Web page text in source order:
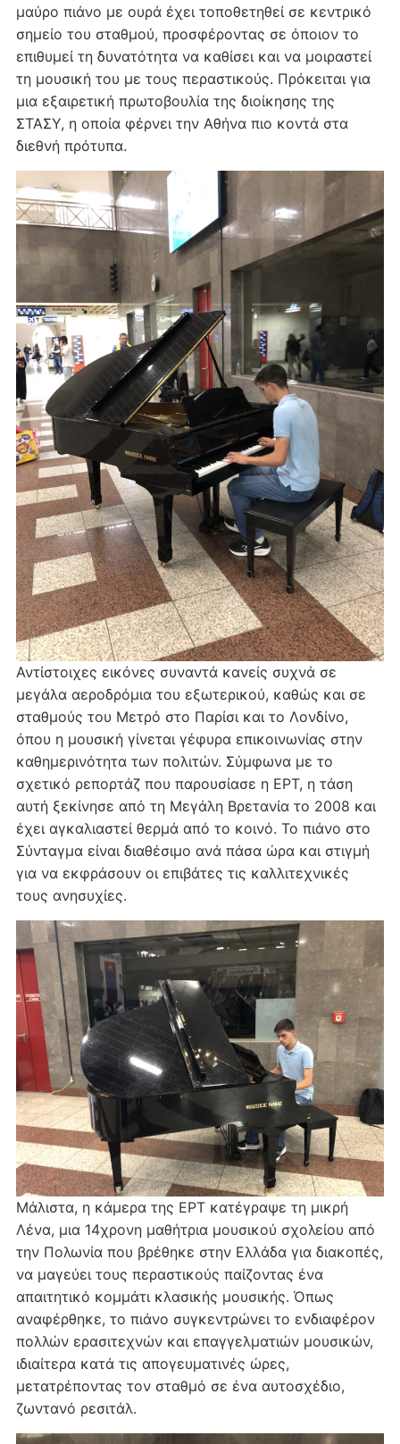
μαύρο πιάνο με ουρά έχει τοποθετηθεί σε κεντρικό
σημείο του σταθμού, προσφέροντας σε όποιον το
επιθυμεί τη δυνατότητα να καθίσει και να μοιραστεί
τη μουσική του με τους περαστικούς. Πρόκειται για
μια εξαιρετική πρωτοβουλία της διοίκησης της
ΣΤΑΣΥ, η οποία φέρνει την Αθήνα πιο κοντά στα
διεθνή πρότυπα.
Αντίστοιχες εικόνες συναντά κανείς συχνά σε
μεγάλα αεροδρόμια του εξωτερικού, καθώς και σε
σταθμούς του Μετρό στο Παρίσι και το Λονδίνο,
όπου η μουσική γίνεται γέφυρα επικοινωνίας στην
καθημερινότητα των πολιτών. Σύμφωνα με το
σχετικό ρεπορτάζ που παρουσίασε η ΕΡΤ, η τάση
αυτή ξεκίνησε από τη Μεγάλη Βρετανία το 2008 και
έχει αγκαλιαστεί θερμά από το κοινό. Το πιάνο στο
Σύνταγμα είναι διαθέσιμο ανά πάσα ώρα και στιγμή
για να εκφράσουν οι επιβάτες τις καλλιτεχνικές
τους ανησυχίες.
Μάλιστα, η κάμερα της ΕΡΤ κατέγραψε τη μικρή
Λένα, μια 14χρονη μαθήτρια μουσικού σχολείου από
την Πολωνία που βρέθηκε στην Ελλάδα για διακοπές,
να μαγεύει τους περαστικούς παίζοντας ένα
απαιτητικό κομμάτι κλασικής μουσικής. Όπως
αναφέρθηκε, το πιάνο συγκεντρώνει το ενδιαφέρον
πολλών ερασιτεχνών και επαγγελματιών μουσικών,
ιδιαίτερα κατά τις απογευματινές ώρες,
μετατρέποντας τον σταθμό σε ένα αυτοσχέδιο,
ζωντανό ρεσιτάλ.